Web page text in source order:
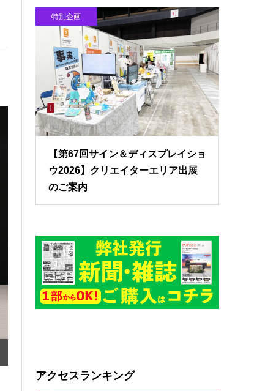
特別企画
【第67回サイン＆ディスプレイショ
ウ2026】クリエイターエリア出展
のご案内
アクセスランキング